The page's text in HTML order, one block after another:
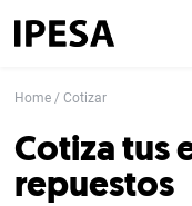
Home Cotizar
Cotiza tus
repuestos